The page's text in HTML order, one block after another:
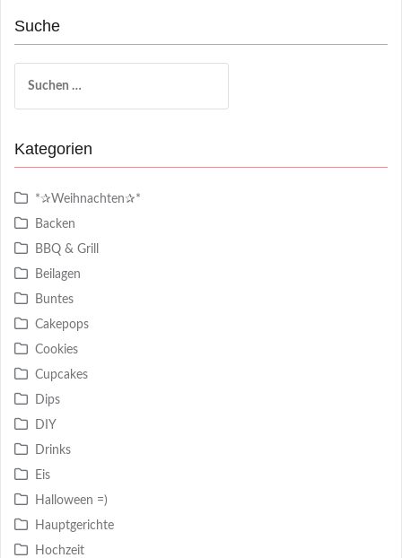
Suche
nach:
Kategorien
*✰Weihnachten✰*
Backen
BBQ & Grill
Beilagen
Buntes
Cakepops
Cookies
Cupcakes
Dips
DIY
Drinks
Eis
Halloween =)
Hauptgerichte
Hochzeit